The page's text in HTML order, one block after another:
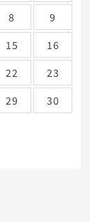
8
9
15
16
22
23
29
30